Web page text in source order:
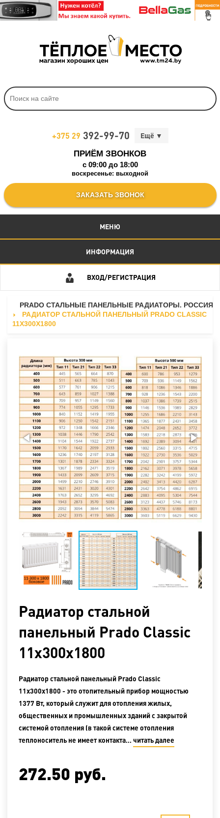
+375 29 392-99-70
ПРИЁМ ЗВОНКОВ
c 09:00 до 18:00
воскресенье: выходной
ЗАКАЗАТЬ ЗВОНОК
МЕНЮ
ИНФОРМАЦИЯ
ВХОД/РЕГИСТРАЦИЯ
PRADO СТАЛЬНЫЕ ПАНЕЛЬНЫЕ РАДИАТОРЫ. РОССИЯ
РАДИАТОР СТАЛЬНОЙ ПАНЕЛЬНЫЙ PRADO CLASSIC
11Х300Х1800
Радиатор стальной
панельный Prado Classic
11х300х1800
Радиатор стальной панельный Prado Classic
11х300х1800 - это отопительный прибор мощностью
1377 Вт, который служит для отопления жилых,
общественных и промышленных зданий с закрытой
системой отопления (в такой системе отопления
теплоноситель не имеет контакта… читать далее
272.50 руб.